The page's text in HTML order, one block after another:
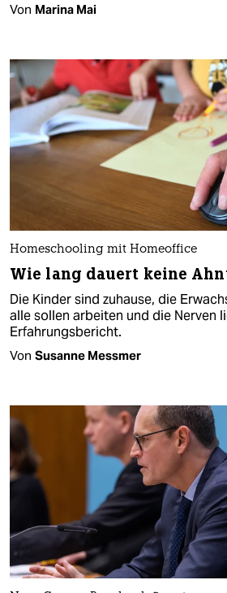
Von Marina Mai
Homeschooling mit Homeoffice
Wie lang dauert keine
Die Kinder sind zuhause, die
alle sollen arbeiten und die Nerven
Erfahrungsbericht.
Von Susanne Messmer